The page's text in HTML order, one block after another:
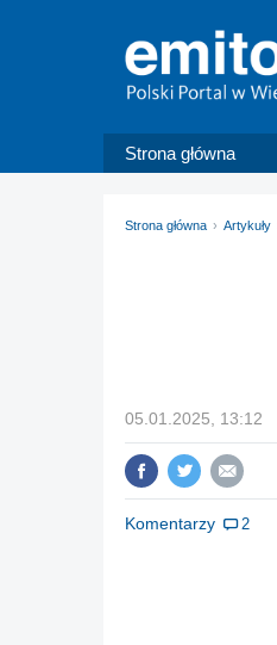
Strona główna
Strona główna Artykuły
05.01.2025, 13:12
Komentarzy 2